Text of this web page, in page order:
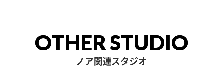
OTHER STUDIO
ノア関連スタジオ